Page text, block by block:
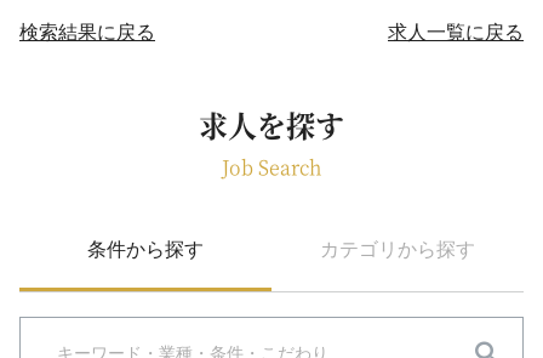
検索結果に戻る 求人一覧に戻る
求人を探す
Job Search
条件から探す カテゴリから探す